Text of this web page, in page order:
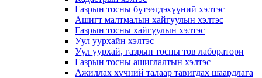
Газрын тосны бүтээгдэхүүний хэлтэс
Ашигт малтмалын хайгуулын хэлтэс
Газрын тосны хайгуулын хэлтэс
Уул уурхайн хэлтэс
Уул уурхай, газрын тосны төв лаборатори
Газрын тосны ашиглалтын хэлтэс
Ажиллах хүчний талаар тавигдах шаардлага